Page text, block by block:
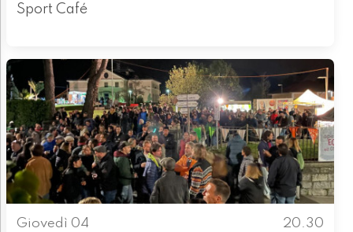
Sport Café
Giovedì 04
20.30